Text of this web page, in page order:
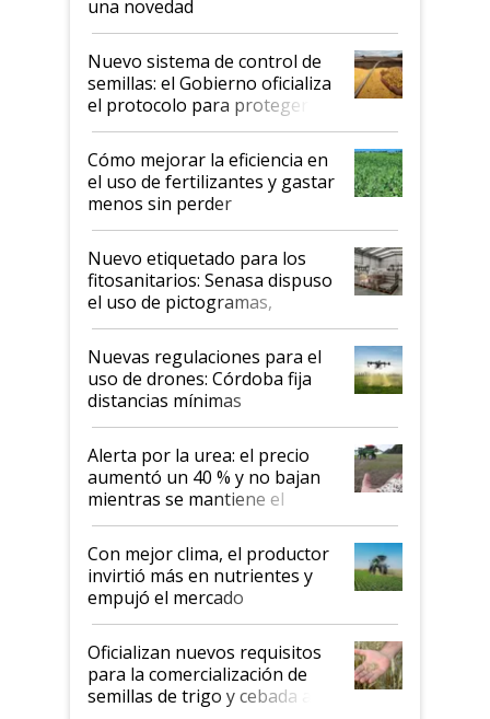
una novedad
Nuevo sistema de control de
semillas: el Gobierno oficializa
el protocolo para proteger la
propiedad intelectual
Cómo mejorar la eficiencia en
el uso de fertilizantes y gastar
menos sin perder
productividad en la campaña
fina
Nuevo etiquetado para los
fitosanitarios: Senasa dispuso
el uso de pictogramas,
palabras de advertencia e
indicaciones
Nuevas regulaciones para el
uso de drones: Córdoba fija
distancias mínimas
Alerta por la urea: el precio
aumentó un 40 % y no bajan
mientras se mantiene el
conflicto en Medio Oriente
Con mejor clima, el productor
invirtió más en nutrientes y
empujó el mercado
Oficializan nuevos requisitos
para la comercialización de
semillas de trigo y cebada a